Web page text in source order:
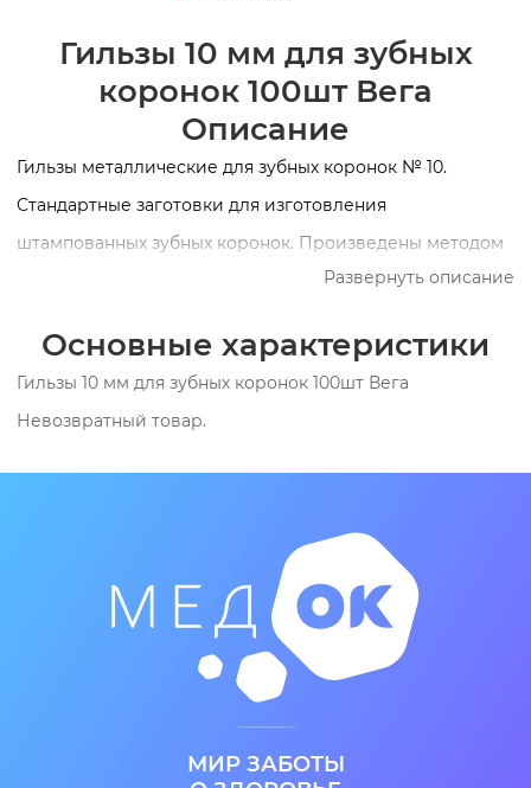
Гильзы 10 мм для зубных
коронок 100шт Вега
Описание
Гильзы металлические для зубных коронок № 10.
Стандартные заготовки для изготовления
штампованных зубных коронок. Произведены методом
холодной штамповки из ленты стальной нержавеющей
Упаковка 100 шт
Развернуть описание
Основные характеристики
Гильзы 10 мм для зубных коронок 100шт Вега
Невозвратный товар.
МИР ЗАБОТЫ